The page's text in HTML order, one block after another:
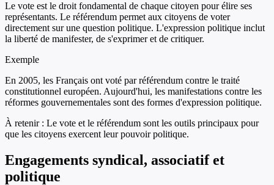
Le vote est le droit fondamental de chaque citoyen pour élire ses
représentants. Le référendum permet aux citoyens de voter
directement sur une question politique. L'expression politique inclut
la liberté de manifester, de s'exprimer et de critiquer.
Exemple
En 2005, les Français ont voté par référendum contre le traité
constitutionnel européen. Aujourd'hui, les manifestations contre les
réformes gouvernementales sont des formes d'expression politique.
À retenir : Le vote et le référendum sont les outils principaux pour
que les citoyens exercent leur pouvoir politique.
Engagements syndical, associatif et
politique